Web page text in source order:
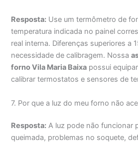
Resposta: Use um termômetro de
temperatura indicada no painel
real interna. Diferenças superiores a
necessidade de calibragem. Nossa
forno Vila Maria Baixa possui
calibrar termostatos e sensores de
7. Por que a luz do meu forno não
Resposta: A luz pode não funcionar
queimada, problemas no soquete,